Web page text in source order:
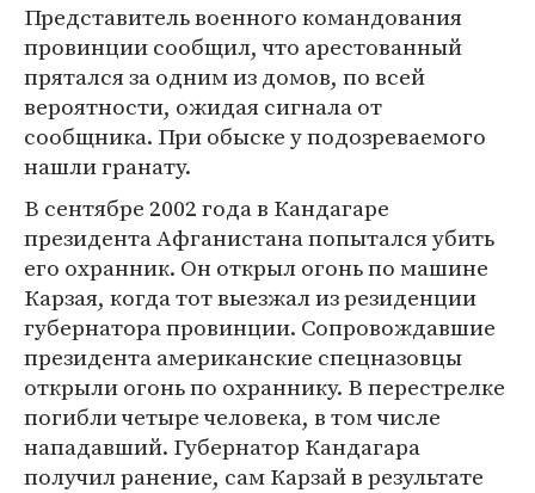
Представитель военного командования
провинции сообщил, что арестованный
прятался за одним из домов, по всей
вероятности, ожидая сигнала от
сообщника. При обыске у подозреваемого
нашли гранату.
В сентябре 2002 года в Кандагаре
президента Афганистана попытался убить
его охранник. Он открыл огонь по машине
Карзая, когда тот выезжал из резиденции
губернатора провинции. Сопровождавшие
президента американские спецназовцы
открыли огонь по охраннику. В перестрелке
погибли четыре человека, в том числе
нападавший. Губернатор Кандагара
получил ранение, сам Карзай в результате